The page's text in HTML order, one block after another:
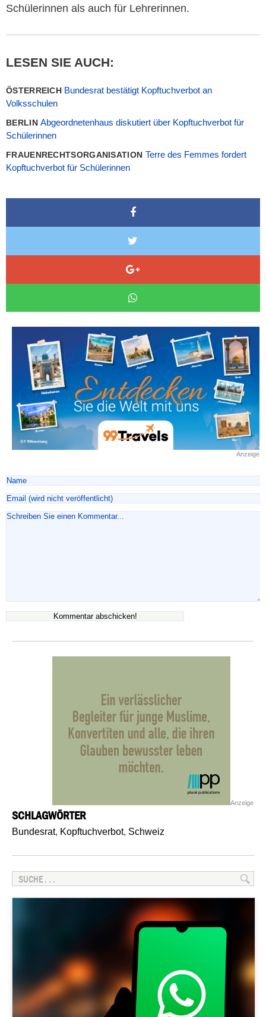
Schülerinnen als auch für Lehrerinnen.
LESEN SIE AUCH:
ÖSTERREICH Bundesrat bestätigt Kopftuchverbot an
Volksschulen
BERLINAbgeordnetenhaus diskutiert über Kopftuchverbot für
Schülerinnen
FRAUENRECHTSORGANISATION Terre des Femmes fordert
Kopftuchverbot für Schülerinnen
Anzeige
Anzeige
SCHLAGWÖRTER
Bundesrat, Kopftuchverbot, Schweiz